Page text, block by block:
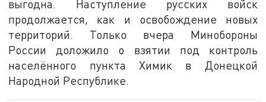
выгодна. Наступление русских войск
продолжается, как и освобождение новых
территорий. Только вчера Минобороны
России доложило о взятии под контроль
населённого пункта Химик в Донецкой
Народной Республике.